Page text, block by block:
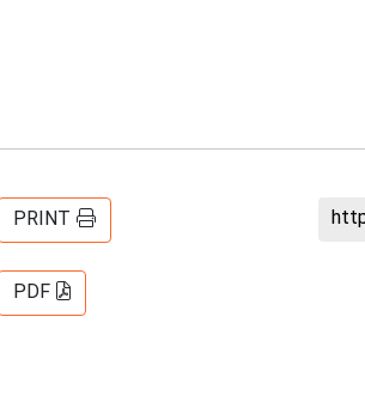
PRINT
PDF